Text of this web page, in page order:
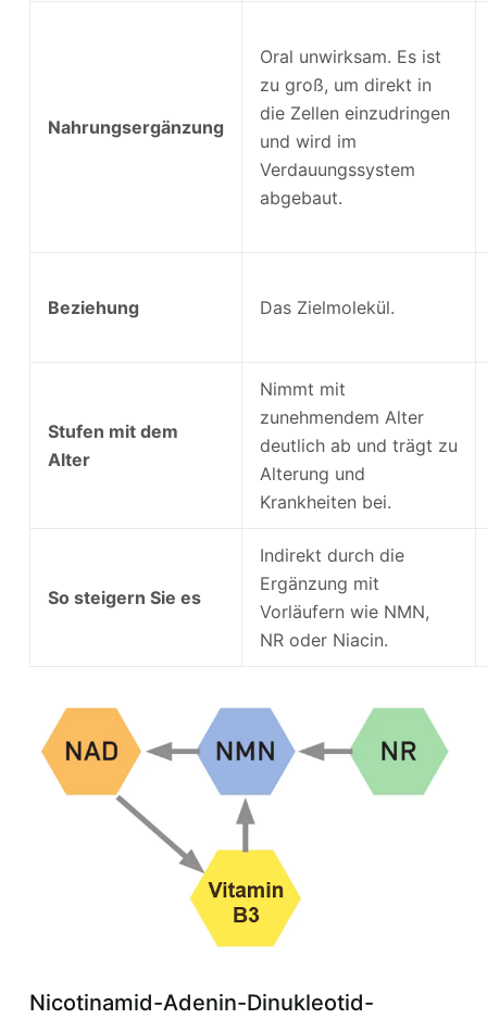
Nahrungsergänzung
Oral unwirksam. Es ist
zu groß, um direkt in
die Zellen einzudringen
und wird im
Verdauungssystem
abgebaut.
Beziehung Das Zielmolekül.
Stufen mit dem
Alter
Nimmt mit
zunehmendem Alter
deutlich ab und trägt zu
Alterung und
Krankheiten bei.
So steigern Sie es
Indirekt durch die
Ergänzung mit
Vorläufern wie NMN,
NR oder Niacin.
Nicotinamid-Adenin-Dinukleotid-